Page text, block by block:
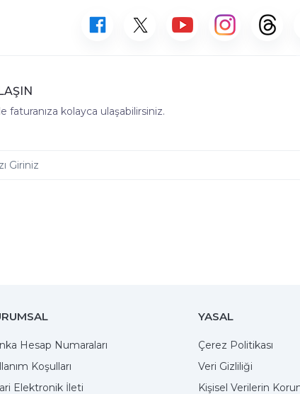
faturanıza kolayca ulaşabilirsiniz.
YASAL
Hesap Numaraları
Çerez Politikası
Koşulları
Veri Gizliliği
Elektronik İleti Kişisel Verilerin